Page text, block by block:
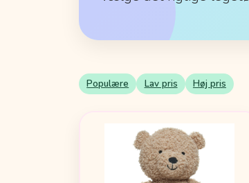
Populære Lav pris Høj pris